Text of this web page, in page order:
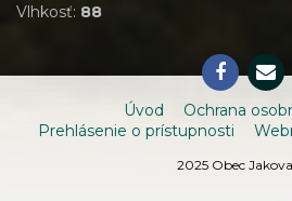
Vlhkosť: 88
Úvod
Ochrana
Prehlásenie o prístupnosti
2025 Obec